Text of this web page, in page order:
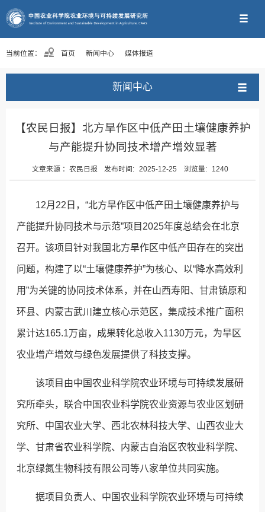
当前位置： 首页 新闻中心 媒体报道
新闻中心
【农民日报】北方旱作区中低产田土壤健康养护
与产能提升协同技术增产增效显著
文章来源 ： 农民日报 发布时间: 2025-12-25 浏览量: 1240
12月22日，“北方旱作区中低产田土壤健康养护与
产能提升协同技术与示范”项目2025年度总结会在北京
召开。该项目针对我国北方旱作区中低产田存在的突出
问题，构建了以“土壤健康养护”为核心、以“降水高效利
用”为关键的协同技术体系，并在山西寿阳、甘肃镇原和
环县、内蒙古武川建立核心示范区，集成技术推广面积
累计达165.1万亩，成果转化总收入1130万元，为旱区
农业增产增效与绿色发展提供了科技支撑。
该项目由中国农业科学院农业环境与可持续发展研
究所牵头，联合中国农业科学院农业资源与农业区划研
究所、中国农业大学、西北农林科技大学、山西农业大
学、甘肃省农业科学院、内蒙古自治区农牧业科学院、
北京绿氮生物科技有限公司等八家单位共同实施。
据项目负责人、中国农业科学院农业环境与可持续